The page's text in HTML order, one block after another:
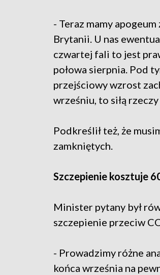
- Teraz mamy
Brytanii. U nas
czwartej fali to jest
połowa sierpnia. Pod
przejściowy wzrost
wrześniu, to siłą
Podkreślił też, że
zamkniętych.
Szczepienie kosztuje
Minister pytany był
szczepienie przeciw
- Prowadzimy różne
końca września na